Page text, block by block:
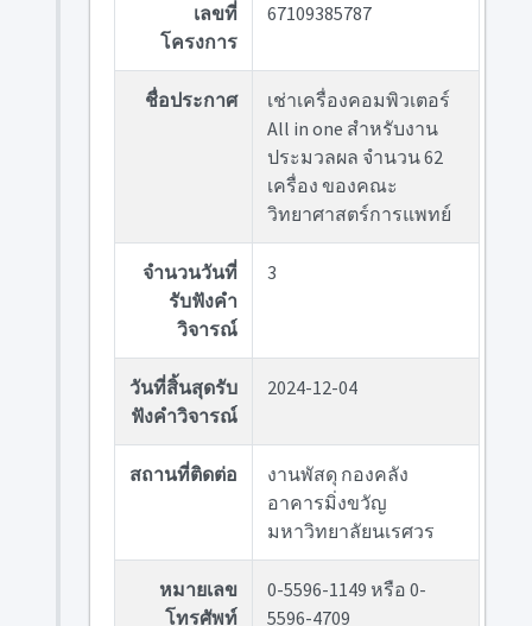
เลขที่
โครงการ
67109385787
ชื่อประกาศ
เช่าเครื่องคอมพิวเตอร์
All in one สำหรับงาน
ประมวลผล จำนวน 62
เครื่อง ของคณะ
วิทยาศาสตร์การแพทย์
จำนวนวันที่
รับฟังคำ
วิจารณ์
3
วันที่สิ้นสุดรับ
ฟังคำวิจารณ์
2024-12-04
สถานที่ติดต่อ
งานพัสดุ กองคลัง
อาคารมิ่งขวัญ
มหาวิทยาลัยนเรศวร
หมายเลข
โทรศัพท์
0-5596-1149 หรือ 0-
5596-4709